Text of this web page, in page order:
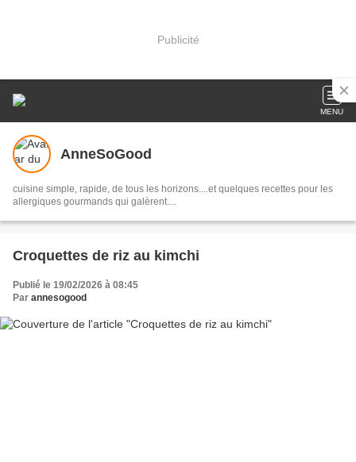
Publicité
MENU
AnneSoGood
cuisine simple, rapide, de tous les horizons....et quelques recettes pour les
allergiques gourmands qui galèrent....
Croquettes de riz au kimchi
Publié le 19/02/2026 à 08:45
Par annesogood